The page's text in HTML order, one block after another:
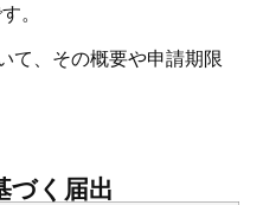
。
て、その概要や申請期限
づく届出